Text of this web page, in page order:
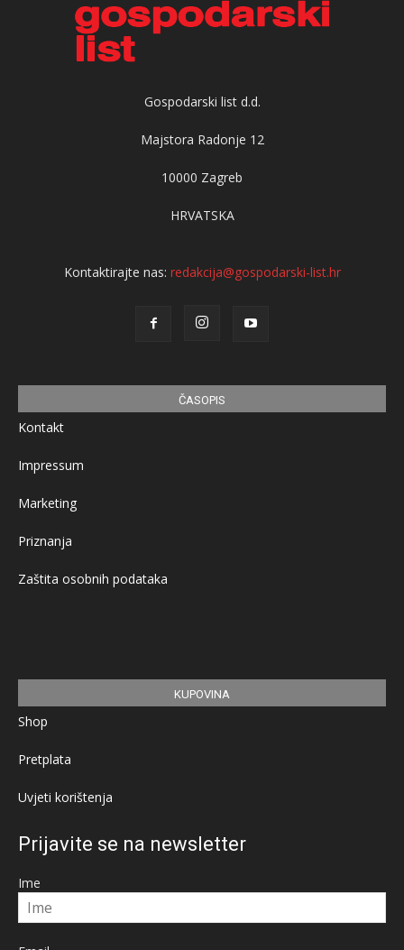
Gospodarski list d.d.
Majstora Radonje 12
10000 Zagreb
HRVATSKA
Kontaktirajte nas: redakcija@gospodarski-list.hr
ČASOPIS
Kontakt
Impressum
Marketing
Priznanja
Zaštita osobnih podataka
KUPOVINA
Shop
Pretplata
Uvjeti korištenja
Prijavite se na newsletter
Ime